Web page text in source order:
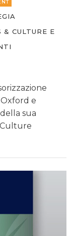
CULTURE E
e
sua
Culture